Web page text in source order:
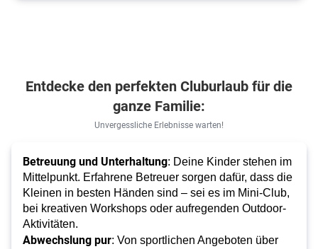
Entdecke den perfekten Cluburlaub für die
ganze Familie:
Unvergessliche Erlebnisse warten!
Betreuung und Unterhaltung: Deine Kinder stehen im
Mittelpunkt. Erfahrene Betreuer sorgen dafür, dass die
Kleinen in besten Händen sind – sei es im Mini-Club,
bei kreativen Workshops oder aufregenden Outdoor-
Aktivitäten.
Abwechslung pur: Von sportlichen Angeboten über